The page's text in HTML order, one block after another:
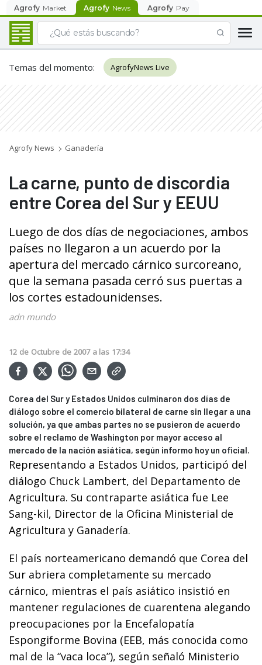
Agrofy Market Agrofy News Agrofy Pay
Temas del momento: AgrofyNews Live
Agrofy News Ganadería
La carne, punto de discordia
entre Corea del Sur y EEUU
Luego de dos días de negociaciones, ambos
países no llegaron a un acuerdo por la
apertura del mercado cárnico surcoreano,
que la semana pasada cerró sus puertas a
los cortes estadounidenses.
adn mundo
12 de Octubre de 2007 a las 17:34
Corea del Sur y Estados Unidos culminaron dos días de
diálogo sobre el comercio bilateral de carne sin llegar a una
solución, ya que ambas partes no se pusieron de acuerdo
sobre el reclamo de Washington por mayor acceso al
mercado de la nación asiática, según informo hoy un oficial.
Representando a Estados Unidos, participó del
diálogo Chuck Lambert, del Departamento de
Agricultura. Su contraparte asiática fue Lee
Sang-kil, Director de la Oficina Ministerial de
Agricultura y Ganadería.
El país norteamericano demandó que Corea del
Sur abriera completamente su mercado
cárnico, mientras el país asiático insistió en
mantener regulaciones de cuarentena alegando
preocupaciones por la Encefalopatía
Espongiforme Bovina (EEB, más conocida como
mal de la “vaca loca”), según señaló Ministerio